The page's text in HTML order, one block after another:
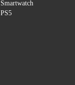
Smartwatch
PS5